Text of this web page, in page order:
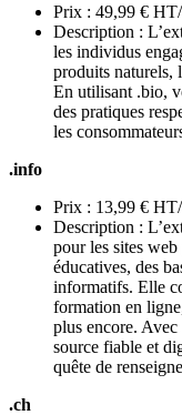
Prix : 49,99 €
Description :
les individus
produits naturels,
En utilisant .bio,
des pratiques
les
.info
Prix : 13,99 €
Description :
pour les sites
éducatives, des
informatifs. Elle
formation en
plus encore.
source fiable et
quête de
.ch